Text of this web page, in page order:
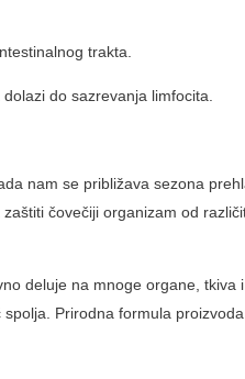
trakta.
do sazrevanja limfocita.
nam se približava sezona
čovečiji organizam od
deluje na mnoge organe, tkiva
Prirodna formula